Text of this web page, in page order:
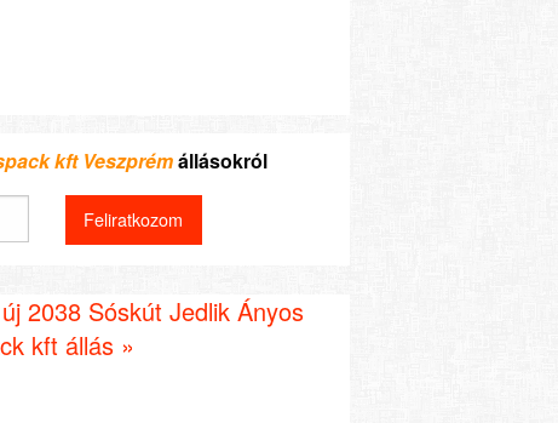
kft Veszprémállásokról
2038 Sóskút Jedlik Ányos
kft állás »